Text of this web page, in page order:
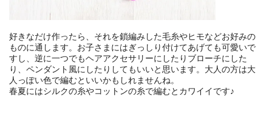
好きなだけ作ったら、それを鎖編みした毛糸やヒモなどお好みの
ものに通します。お子さまにはぎっしり付けてあげても可愛いで
すし、逆に一つでもヘアアクセサリーにしたりブローチにした
り、ペンダント風にしたりしてもいいと思います。大人の方は大
人っぽい色で編むといいかもしれませんね。
春夏にはシルクの糸やコットンの糸で編むとカワイイです♪